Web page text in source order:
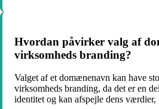
Hvordan påvirker valg af
virksomheds branding?
Valget af et domænenavn kan have
virksomheds branding, da det er en
identitet og kan afspejle dens